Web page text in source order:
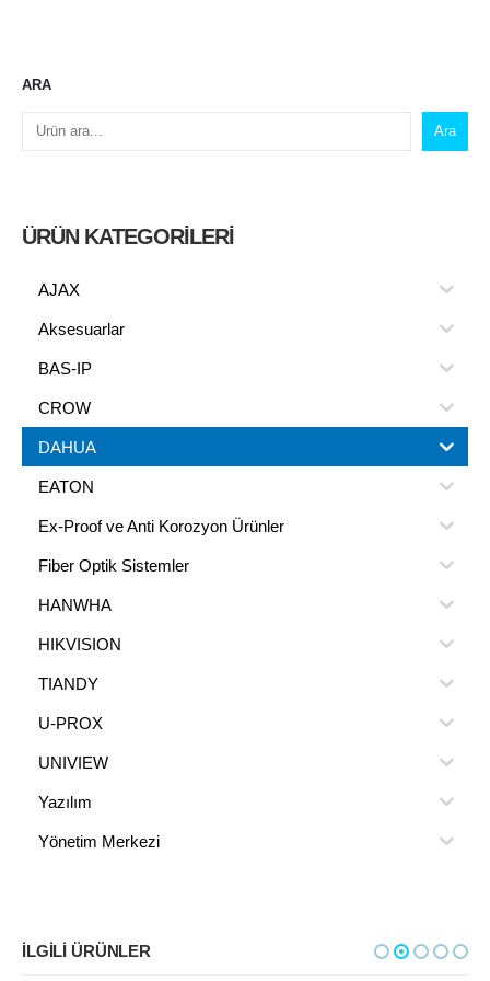
ARA
Ara
ÜRÜN KATEGORILERI
AJAX
Aksesuarlar
BAS-IP
CROW
DAHUA
EATON
Ex-Proof ve Anti Korozyon Ürünler
Fiber Optik Sistemler
HANWHA
HIKVISION
TIANDY
U-PROX
UNIVIEW
Yazılım
Yönetim Merkezi
İLGILI ÜRÜNLER